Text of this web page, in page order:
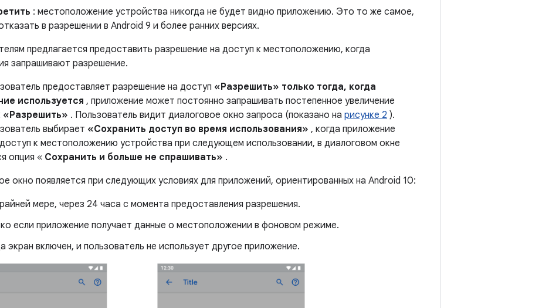
: местоположение устройства никогда не будет видно приложению. Это то же самое,
в разрешении в Android 9 и более ранних версиях.
предлагается предоставить разрешение на доступ к местоположению, когда
запрашивают разрешение.
предоставляет разрешение на доступ «Разрешить» только тогда, когда
используется , приложение может постоянно запрашивать постепенное увеличение
«Разрешить» . Пользователь видит диалоговое окно запроса (показано на рисунке 2 ).
выбирает «Сохранить доступ во время использования» , когда приложение
к местоположению устройства при следующем использовании, в диалоговом окне
опция « Сохранить и больше не спрашивать» .
окно появляется при следующих условиях для приложений, ориентированных на Android 10:
мере, через 24 часа с момента предоставления разрешения.
если приложение получает данные о местоположении в фоновом режиме.
экран включен, и пользователь не использует другое приложение.